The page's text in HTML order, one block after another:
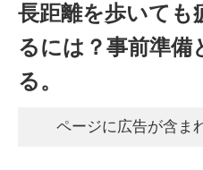
長距離を歩いても
るには？事前準備
る。
ページに広告が含ま